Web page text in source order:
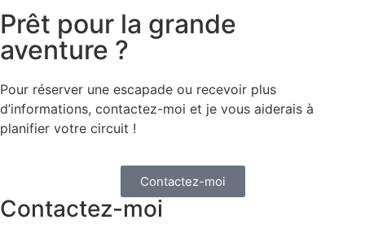
Prêt pour la grande
aventure ?
Pour réserver une escapade ou recevoir plus
d’informations, contactez-moi et je vous aiderais à
planifier votre circuit !
Contactez-moi
Contactez-moi